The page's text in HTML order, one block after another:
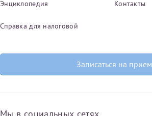
Энциклопедия Контакты
Справка для налоговой
Записаться на прием
Мы в социальных сетях